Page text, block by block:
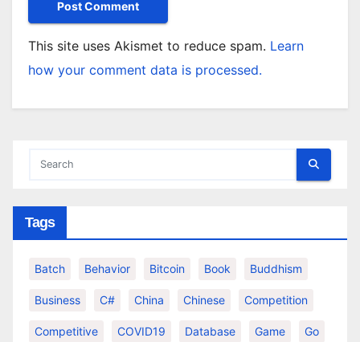
This site uses Akismet to reduce spam. Learn
how your comment data is processed.
Tags
Batch Behavior Bitcoin Book Buddhism
Business C# China Chinese Competition
Competitive COVID19 Database Game Go